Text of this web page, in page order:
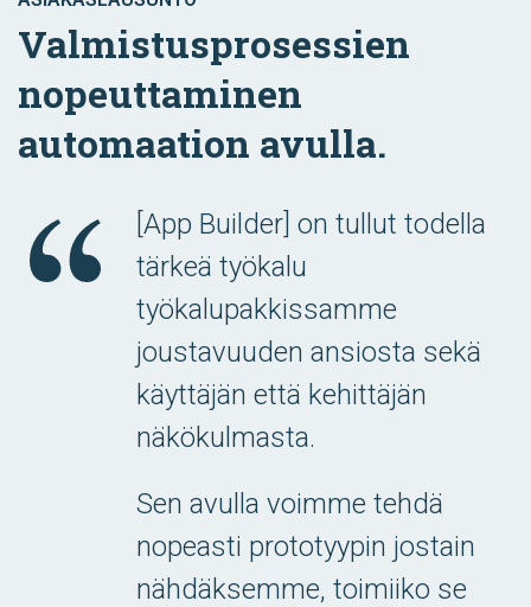
Valmistusprosessien
nopeuttaminen
automaation avulla.
[App Builder] on tullut todella
tärkeä työkalu
työkalupakkissamme
joustavuuden ansiosta sekä
käyttäjän että kehittäjän
näkökulmasta.
Sen avulla voimme tehdä
nopeasti prototyypin jostain
nähdäksemme, toimiiko se